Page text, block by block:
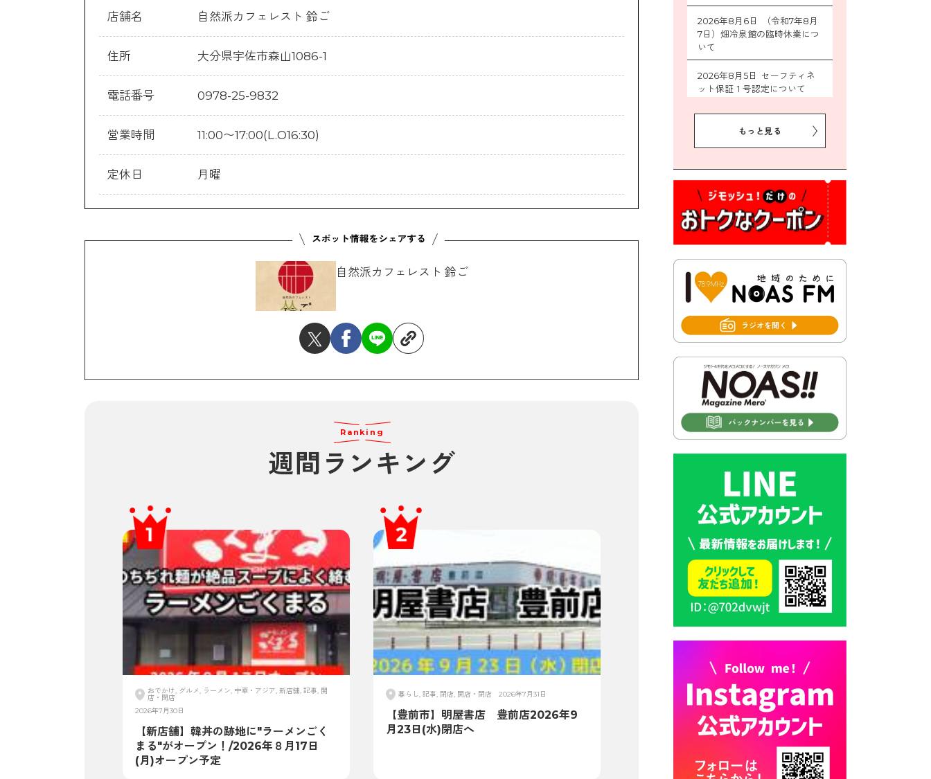
店舗名 自然派カフェレスト 鈴ご
住所 大分県宇佐市森山1086-1
電話番号 0978-25-9832
営業時間 11:00〜17:00(L.O16:30)
定休日 月曜
自然派カフェレスト 鈴ご
Ranking
週間ランキング
おでかけ, グルメ, ラーメン, 中華・アジア, 新店舗, 記事, 開
店・閉店
2026年7月30日
【新店舗】韓丼の跡地に"ラーメンごく
まる"がオープン！/2026年８月17日
(月)オープン予定
暮らし, 記事, 閉店, 開店・閉店 2026年7月31日
【豊前市】明屋書店 豊前店2026年9
月23日(水)閉店へ
2026年8月6日 （令和7年8月
7日）畑冷泉館の臨時休業につ
いて
2026年8月5日 セーフティネ
ット保証１号認定について
2026年8月5日 豊前市プレミ
アム付き商品券事業に関する
2026年8月5日 豊前市クリー
2026年8月3日 千束地域づく
り協議会
集！
地震義援金の受付について
総合計画後期基本計画策定業
務委託に係る質問回答につい
て
2026年7月31日 市税等の納付
書が変わります！
中学校の進捗状況について
2026年7月30日 豊前市立学校
再編成準備協議会
2026年7月30日 豊前市立学校
紹介≪再編計画の見直しにつ
いて≫
2026年7月29日 豊前市指定ご
み袋販売のお知らせ
催決定！
2026年7月28日 ごみ収集日の
お知らせ
2026年7月28日 令和8年度
京築地区水道企業団職員採用
試験（募集）
もっと見る